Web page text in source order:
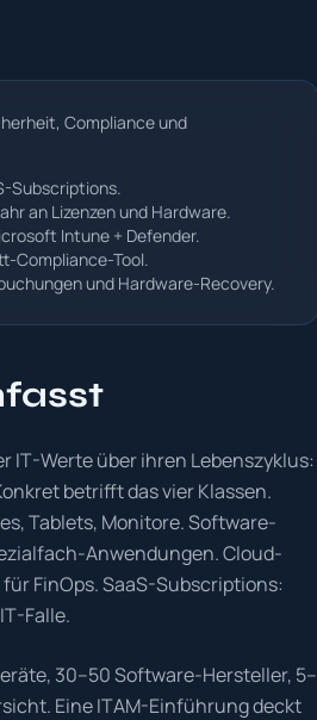
Compliance und
Subscriptions.
an Lizenzen und Hardware.
Intune + Defender.
Compliance-Tool.
und Hardware-Recovery.
IT-Werte über ihren Lebenszyklus:
betrifft das vier Klassen.
Tablets, Monitore. Software-
Anwendungen. Cloud-
FinOps. SaaS-Subscriptions:
Falle.
30–50 Software-Hersteller, 5–
Eine ITAM-Einführung deckt